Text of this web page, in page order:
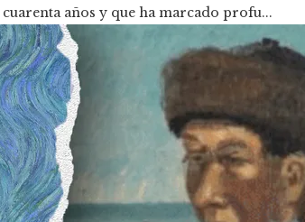
años y que ha marcado profu...